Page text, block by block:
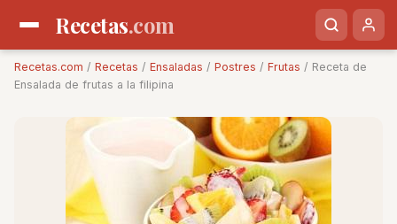
Recetas.com
Recetas.com / Recetas / Ensaladas / Postres / Frutas / Receta de
Ensalada de frutas a la filipina